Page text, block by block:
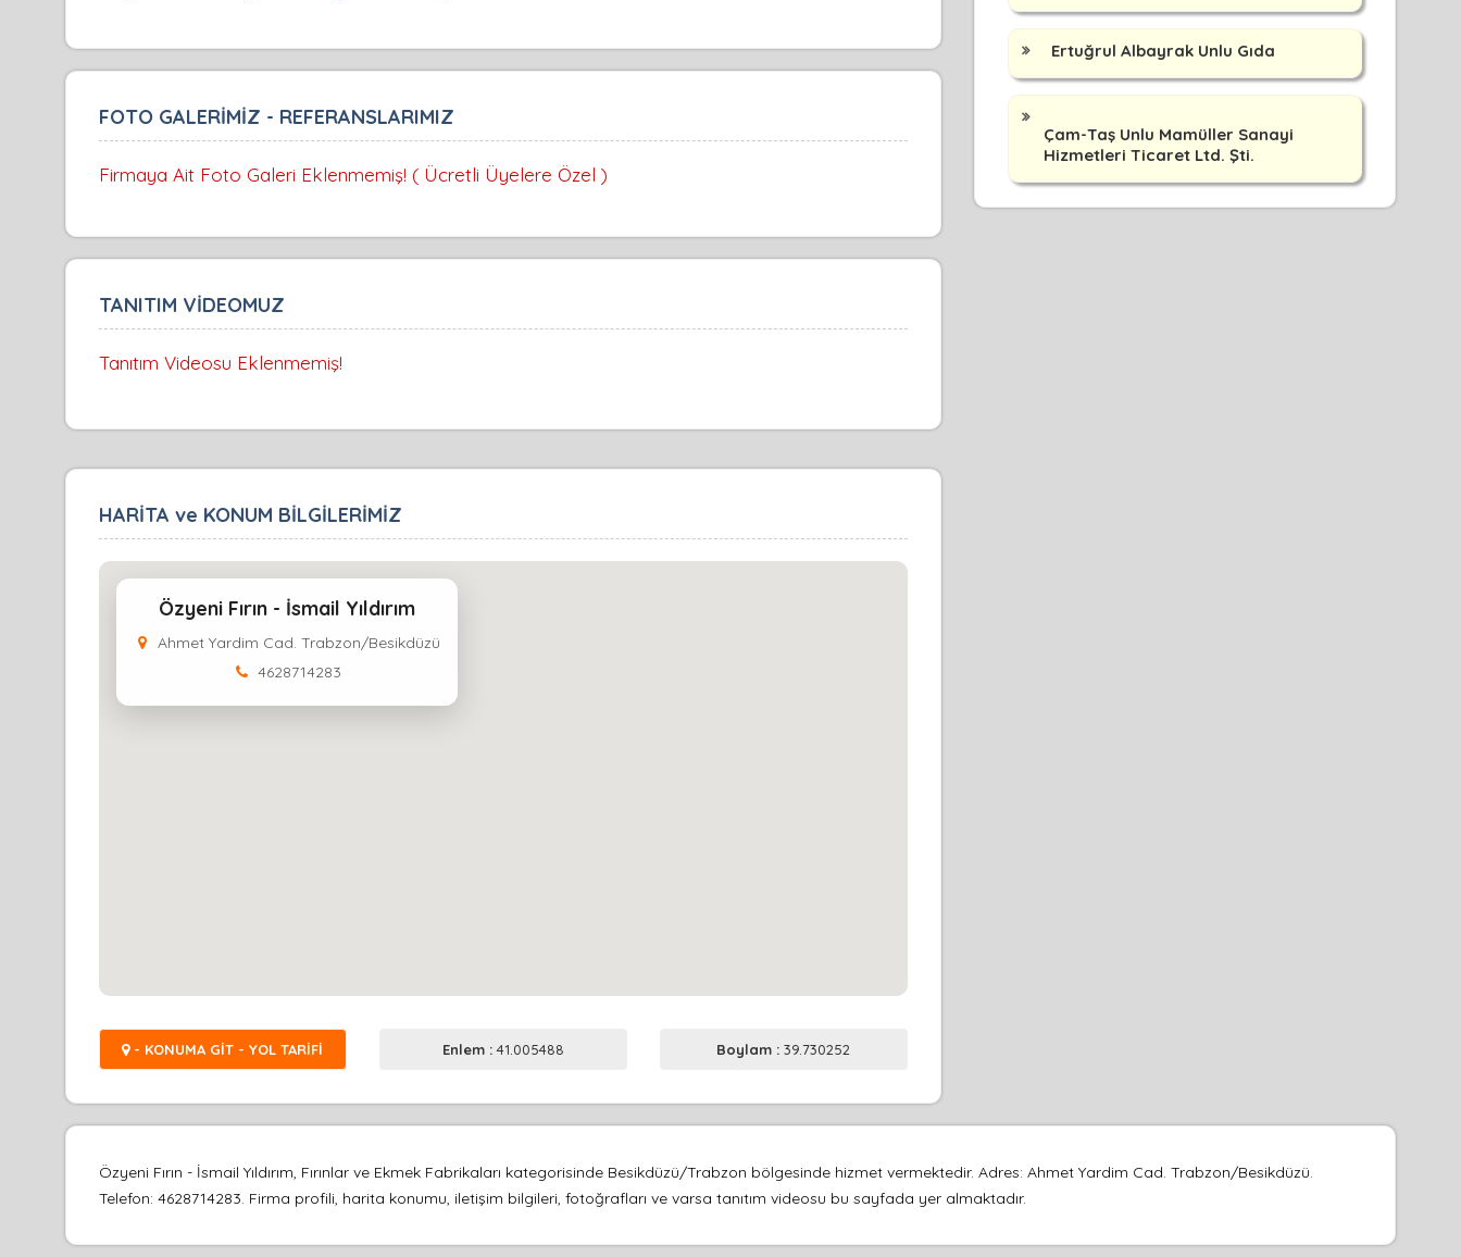
FOTO GALERİMİZ - REFERANSLARIMIZ
Firmaya Ait Foto Galeri Eklenmemiş! ( Ücretli Üyelere Özel )
TANITIM VİDEOMUZ
Tanıtım Videosu Eklenmemiş!
HARİTA ve KONUM BİLGİLERİMİZ
Özyeni Fırın - İsmail Yıldırım
Ahmet Yardim Cad. Trabzon/Besikdüzü
4628714283
- KONUMA GİT - YOL TARİFİ Enlem :41.005488 Boylam :39.730252
Ertuğrul Albayrak Unlu Gıda
Çam-Taş Unlu Mamüller Sanayi
Hizmetleri Ticaret Ltd. Şti.
Özyeni Fırın - İsmail Yıldırım, Fırınlar ve Ekmek Fabrikaları kategorisinde Besikdüzü/Trabzon bölgesinde hizmet vermektedir. Adres: Ahmet Yardim Cad. Trabzon/Besikdüzü.
Telefon: 4628714283. Firma profili, harita konumu, iletişim bilgileri, fotoğrafları ve varsa tanıtım videosu bu sayfada yer almaktadır.